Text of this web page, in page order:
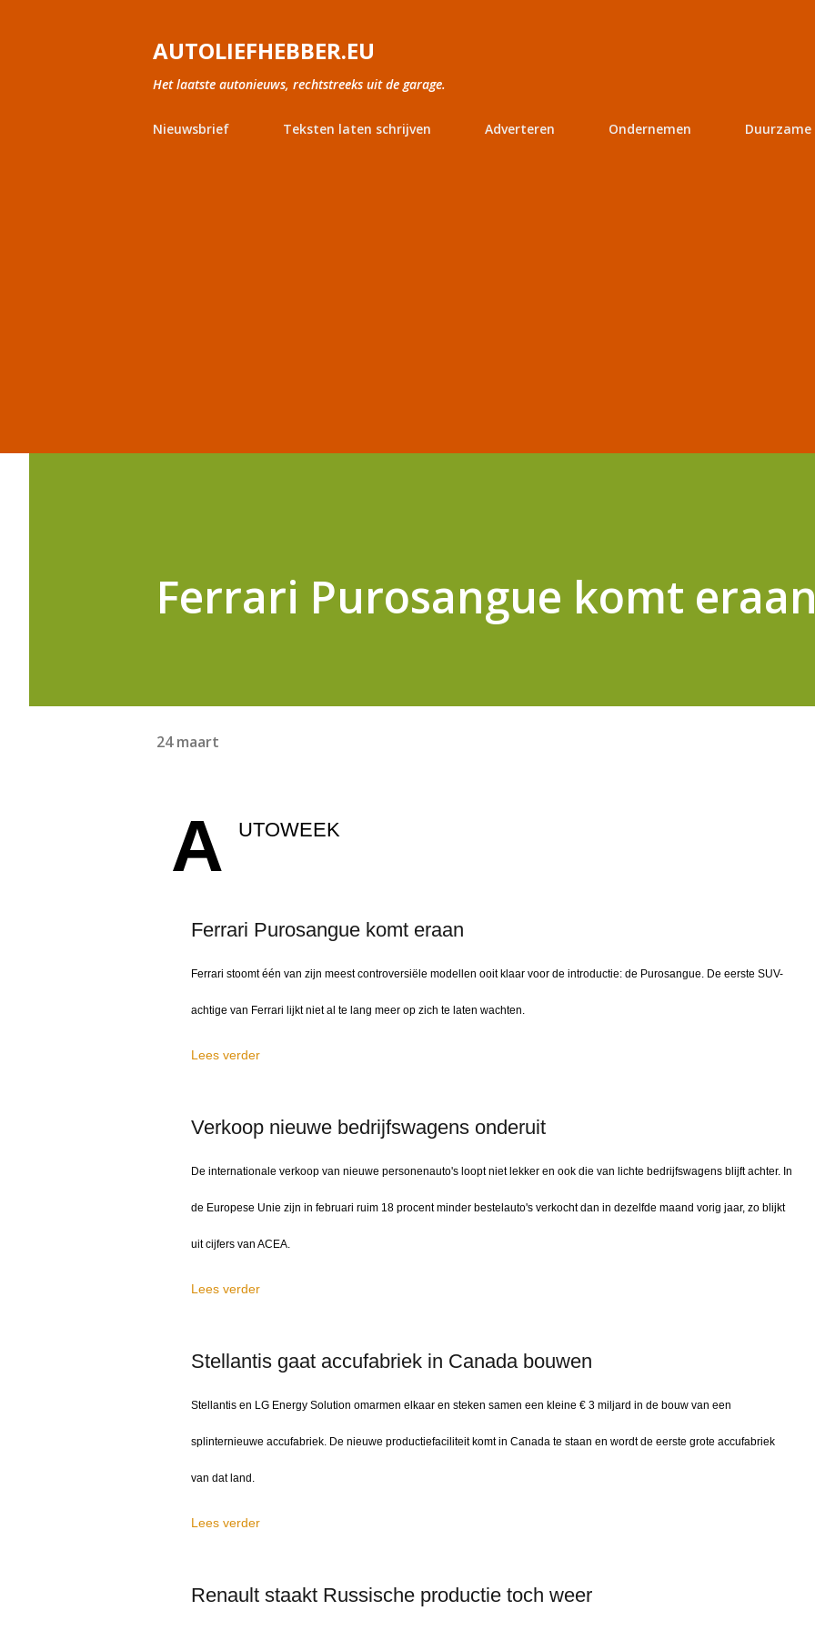
AUTOLIEFHEBBER.EU
Het laatste autonieuws, rechtstreeks uit de garage.
Nieuwsbrief Teksten laten schrijven Adverteren Ondernemen Duurzame
Ferrari Purosangue komt eraan
24 maart
A UTOWEEK
Ferrari Purosangue komt eraan
Ferrari stoomt één van zijn meest controversiële modellen ooit klaar voor de introductie: de Purosangue. De eerste SUV-
achtige van Ferrari lijkt niet al te lang meer op zich te laten wachten.
Lees verder
Verkoop nieuwe bedrijfswagens onderuit
De internationale verkoop van nieuwe personenauto's loopt niet lekker en ook die van lichte bedrijfswagens blijft achter. In
de Europese Unie zijn in februari ruim 18 procent minder bestelauto's verkocht dan in dezelfde maand vorig jaar, zo blijkt
uit cijfers van ACEA.
Lees verder
Stellantis gaat accufabriek in Canada bouwen
Stellantis en LG Energy Solution omarmen elkaar en steken samen een kleine € 3 miljard in de bouw van een
splinternieuwe accufabriek. De nieuwe productiefaciliteit komt in Canada te staan en wordt de eerste grote accufabriek
van dat land.
Lees verder
Renault staakt Russische productie toch weer